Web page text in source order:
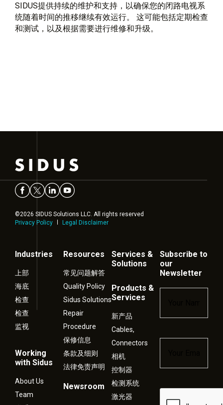
SIDUS提供持续的维护和支持，以确保您的闭路电视系
统随着时间的推移继续有效运行。 这可能包括定期检查
和测试，以及根据需要进行维修和升级。
©2026 SIDUS Solutions LLC. All rights reserved
Privacy Policy
Legal Disclaimer
Industries
上部
海底
检查
检查
监视
Working
with Sidus
About Us
Team
Resources
常见问题解答
Quality Policy
Sidus Solutions
Repair
Procedure
保修信息
条款及细则
法律免责声明
Newsroom
Services &
Solutions
Products &
Services
新产品
Cables,
Connectors
相机
控制器
检测系统
激光器
Subscribe to
our
Newsletter